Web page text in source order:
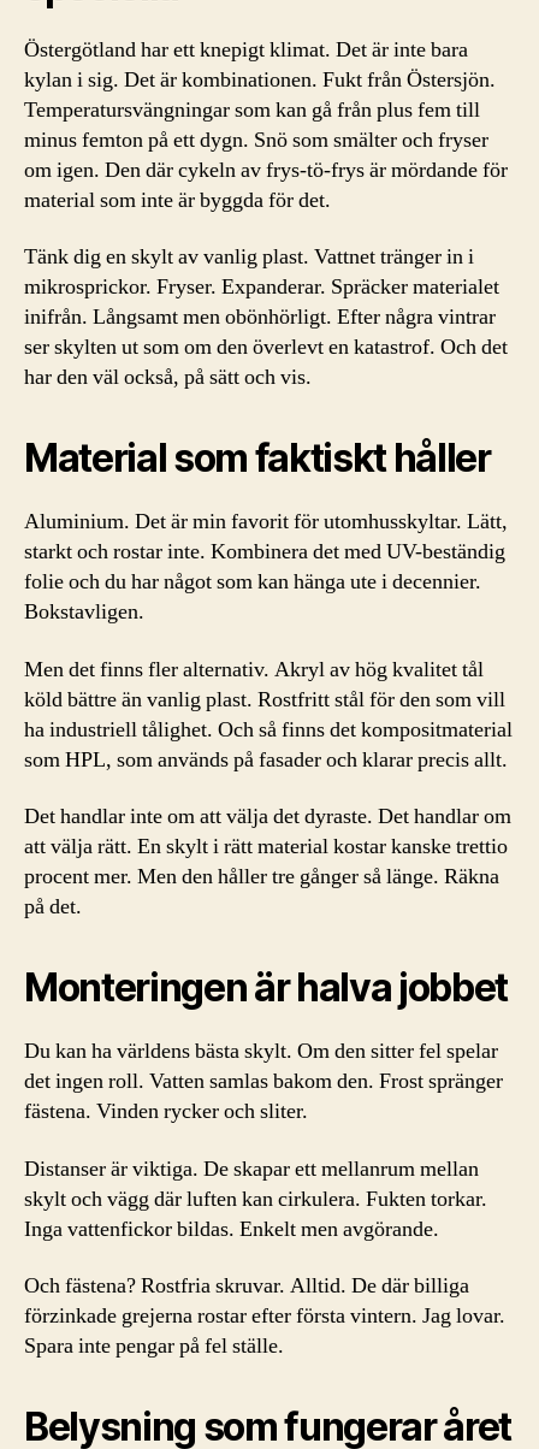
Östergötland har ett knepigt klimat. Det är inte bara
kylan i sig. Det är kombinationen. Fukt från Östersjön.
Temperatursvängningar som kan gå från plus fem till
minus femton på ett dygn. Snö som smälter och fryser
om igen. Den där cykeln av frys-tö-frys är mördande för
material som inte är byggda för det.
Tänk dig en skylt av vanlig plast. Vattnet tränger in i
mikrosprickor. Fryser. Expanderar. Spräcker materialet
inifrån. Långsamt men obönhörligt. Efter några vintrar
ser skylten ut som om den överlevt en katastrof. Och det
har den väl också, på sätt och vis.
Material som faktiskt håller
Aluminium. Det är min favorit för utomhusskyltar. Lätt,
starkt och rostar inte. Kombinera det med UV-beständig
folie och du har något som kan hänga ute i decennier.
Bokstavligen.
Men det finns fler alternativ. Akryl av hög kvalitet tål
köld bättre än vanlig plast. Rostfritt stål för den som vill
ha industriell tålighet. Och så finns det kompositmaterial
som HPL, som används på fasader och klarar precis allt.
Det handlar inte om att välja det dyraste. Det handlar om
att välja rätt. En skylt i rätt material kostar kanske trettio
procent mer. Men den håller tre gånger så länge. Räkna
på det.
Monteringen är halva jobbet
Du kan ha världens bästa skylt. Om den sitter fel spelar
det ingen roll. Vatten samlas bakom den. Frost spränger
fästena. Vinden rycker och sliter.
Distanser är viktiga. De skapar ett mellanrum mellan
skylt och vägg där luften kan cirkulera. Fukten torkar.
Inga vattenfickor bildas. Enkelt men avgörande.
Och fästena? Rostfria skruvar. Alltid. De där billiga
förzinkade grejerna rostar efter första vintern. Jag lovar.
Spara inte pengar på fel ställe.
Belysning som fungerar året